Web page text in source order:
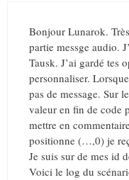
Bonjour Lunarok.
partie messge audio.
Tausk. J’ai gardé tes
personnaliser.
pas de message. Sur
valeur en fin de code
mettre en
positionne (…,0) je
Je suis sur de mes id
Voici le log du